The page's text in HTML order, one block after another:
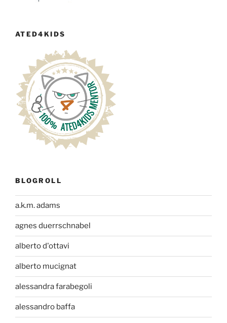
ATED4KIDS
BLOGROLL
a.k.m. adams
agnes duerrschnabel
alberto d'ottavi
alberto mucignat
alessandra farabegoli
alessandro baffa